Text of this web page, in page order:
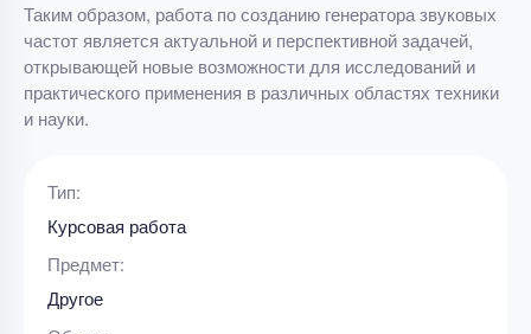
Таким образом, работа по созданию генератора звуковых
частот является актуальной и перспективной задачей,
открывающей новые возможности для исследований и
практического применения в различных областях техники
и науки.
Тип:
Курсовая работа
Предмет:
Другое